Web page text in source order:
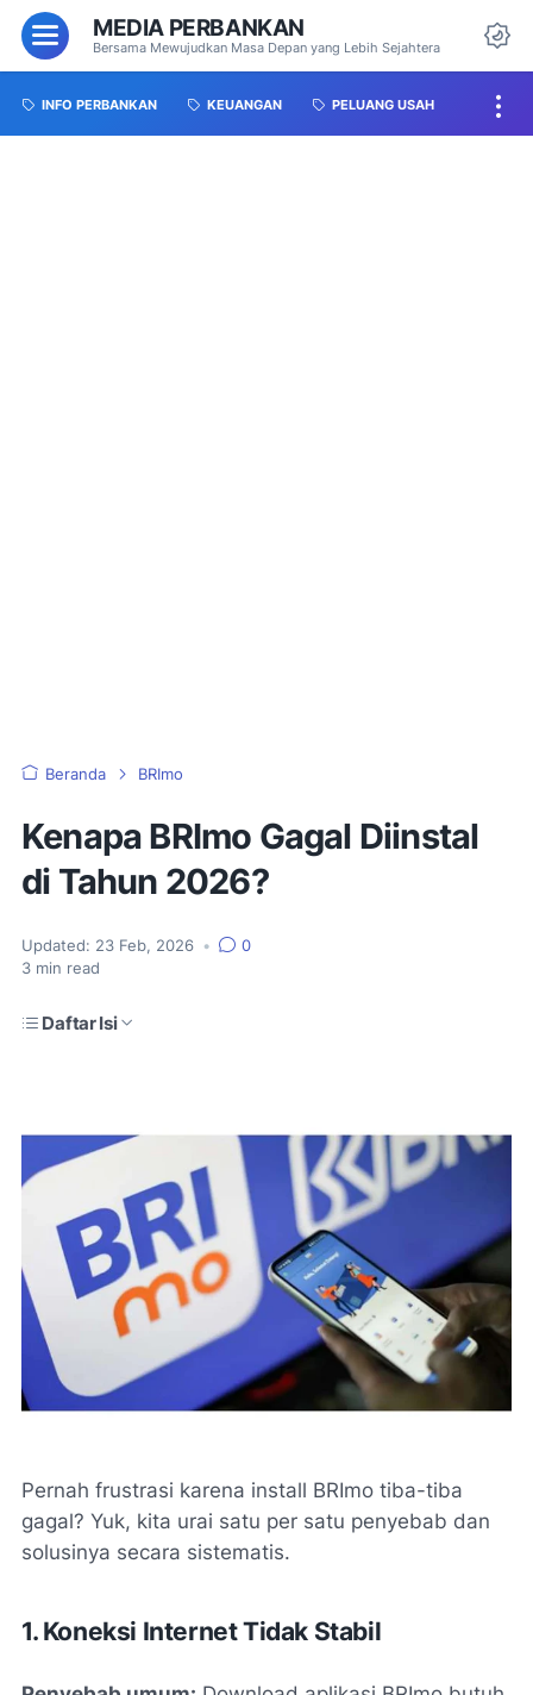
MEDIA PERBANKAN
Bersama Mewujudkan Masa Depan yang Lebih Sejahtera
INFO PERBANKAN KEUANGAN PELUANG USAH
Beranda BRImo
Kenapa BRImo Gagal Diinstal
di Tahun 2026?
Updated: 23 Feb, 2026 •
0
3 min read
Daftar Isi
Pernah frustrasi karena install BRImo tiba-tiba
gagal? Yuk, kita urai satu per satu penyebab dan
solusinya secara sistematis.
1. Koneksi Internet Tidak Stabil